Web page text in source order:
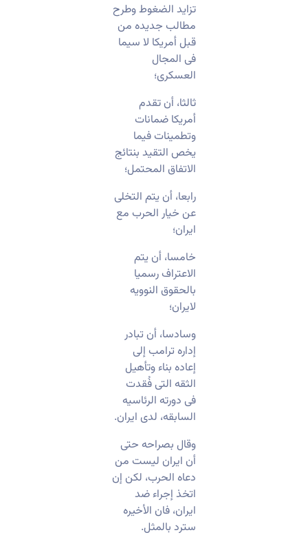
تزاید الضغوط وطرح
مطالب جدیده من
قبل أمریکا لا سیما
فی المجال
العسکری؛
ثالثا، أن تقدم
أمریکا ضمانات
وتطمینات فیما
یخص التقید بنتائج
الاتفاق المحتمل؛
رابعا، أن یتم التخلی
عن خیار الحرب مع
ایران؛
خامسا، أن یتم
الاعتراف رسمیا
بالحقوق النوویه
لایران؛
وسادسا، أن تبادر
إداره ترامب إلى
إعاده بناء وتأهیل
الثقه التی فُقدت
فی دورته الرئاسیه
السابقه، لدى ایران.
وقال بصراحه حتى
أن ایران لیست من
دعاه الحرب، لکن إن
اتخذ إجراء ضد
ایران، فان الأخیره
سترد بالمثل.